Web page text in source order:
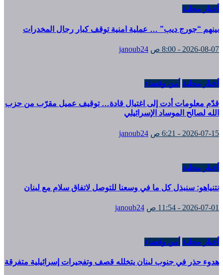
أخبار محلية
بينهم “جورج ديب” … عملية امنية توقف كبار رجال المخدرات
2026-08-07 - 8:00 ص janoub24
أخبار محلية أمن وقضاء
قدّم معلومات أدت إلى اغتيال قادة… توقيف عميل مقرّب من حزب
الله لصالح الموساد الإسرائيلي
2026-07-15 - 6:21 ص janoub24
أخبار محلية
نتنياهو: سنبذل كل ما في وسعنا للتوصل لاتفاق سلام مع لبنان
2026-07-01 - 11:54 ص janoub24
أخبار محلية أمن وقضاء
هدوء حذر في جنوب لبنان يتخلله قصف وتفجيرات إسرائيلية متفرقة